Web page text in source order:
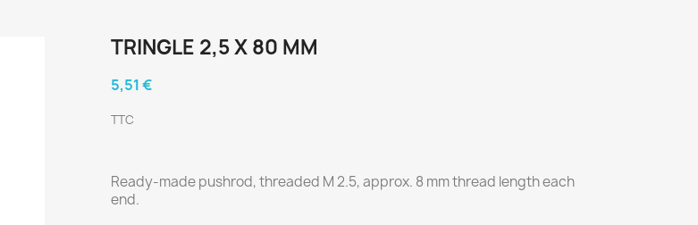
TRINGLE 2,5 X 80 MM
5,51 €
TTC
Ready-made pushrod, threaded M 2.5, approx. 8 mm thread length each
end.